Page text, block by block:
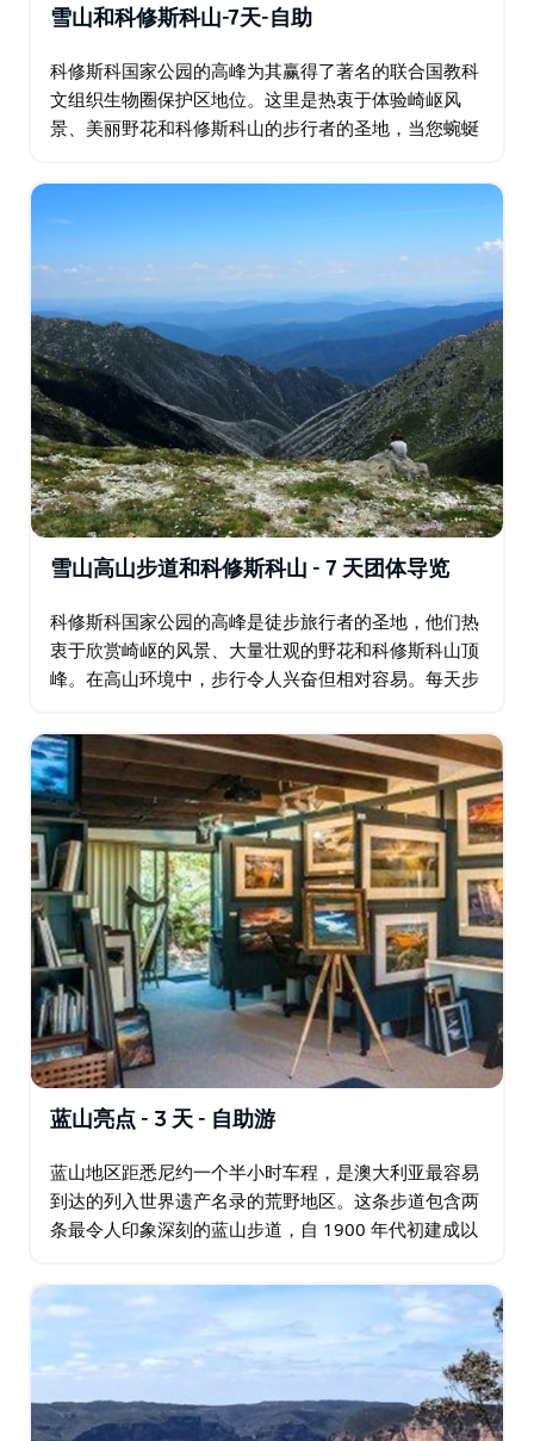
雪山和科修斯科山-7天-自助
科修斯科国家公园的高峰为其赢得了著名的联合国教科
文组织生物圈保护区地位。这里是热衷于体验崎岖风
景、美丽野花和科修斯科山的步行者的圣地，当您蜿蜒
到壮丽的景色，真正的完成感。 经过数百万年的冰川…
雪山高山步道和科修斯科山 - 7 天团体导览
科修斯科国家公园的高峰是徒步旅行者的圣地，他们热
衷于欣赏崎岖的风景、大量壮观的野花和科修斯科山顶
峰。在高山环境中，步行令人兴奋但相对容易。每天步
从 Wragges Creek 到 Thredbo…
蓝山亮点 - 3 天 - 自助游
蓝山地区距悉尼约一个半小时车程，是澳大利亚最容易
到达的列入世界遗产名录的荒野地区。这条步道包含两
条最令人印象深刻的蓝山步道，自 1900 年代初建成以
巨型阶梯，近距离接触三姐妹峰…